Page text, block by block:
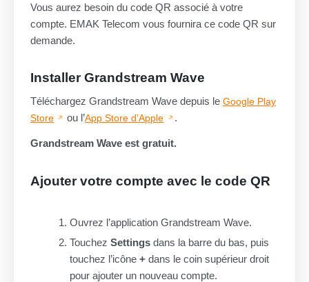
Vous aurez besoin du code QR associé à votre
compte. EMAK Telecom vous fournira ce code QR sur
demande.
Installer Grandstream Wave
Téléchargez Grandstream Wave depuis le Google Play
Store
ou l’App Store d’Apple .
Grandstream Wave est gratuit.
Ajouter votre compte avec le code QR
Ouvrez l’application Grandstream Wave.
Touchez Settings dans la barre du bas, puis
touchez l’icône + dans le coin supérieur droit
pour ajouter un nouveau compte.